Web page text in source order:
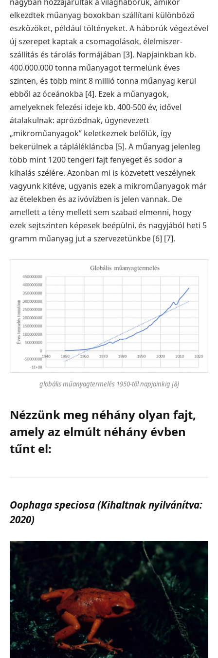
elkezdtek műanyag boxokban szállítani különböző
eszközöket, például töltényeket. A háborúk végeztével
új szerepet kaptak a csomagolások, élelmiszer-
szállítás és tárolás formájában [3]. Napjainkban kb.
400.000.000 tonna műanyagot termelünk éves
szinten, és több mint 8 millió tonna műanyag kerül
ebből az óceánokba [4]. Ezek a műanyagok,
amelyeknek felezési ideje kb. 400-500 év, idővel
átalakulnak: aprózódnak, úgynevezett
„mikroműanyagok” keletkeznek belőlük, így
bekerülnek a táplálékláncba [5]. A műanyag jelenleg
több mint 1200 tengeri fajt fenyeget és sodor a
kihalás szélére. Azonban mi is közvetett veszélynek
vagyunk kitéve, ugyanis ezek a mikroműanyagok már
az ételekben és az ivóvízben is jelen vannak. De
amellett a tény mellett sem szabad elmenni, hogy
ezek sejtszinten képesek beépülni, és nagyjából heti 5
gramm műanyag jut a szervezetünkbe [6] [7].
globális műanyagtermelés 1950-től napjainkig [8]
Nézzünk meg néhány olyan fajt,
amely az elmúlt néhány évben
tűnt el:
Oophaga speciosa (Kihaltnak nyilvánítva:
2020)